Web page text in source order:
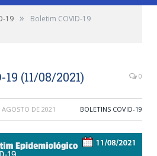
19 »
Boletim COVID-19
(11/08/2021) 0
AGOSTO DE 2021 BOLETINS COVID-19